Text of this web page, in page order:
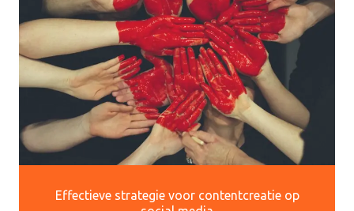
Effectieve strategie voor contentcreatie op